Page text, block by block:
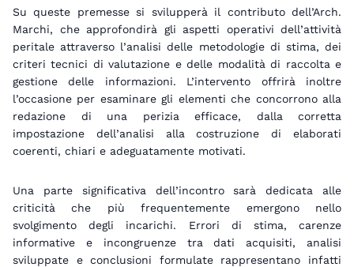
Su queste premesse si svilupperà il contributo dell’Arch.
Marchi, che approfondirà gli aspetti operativi dell’attività
peritale attraverso l’analisi delle metodologie di stima, dei
criteri tecnici di valutazione e delle modalità di raccolta e
gestione delle informazioni. L’intervento offrirà inoltre
l’occasione per esaminare gli elementi che concorrono alla
redazione di una perizia efficace, dalla corretta
impostazione dell’analisi alla costruzione di elaborati
coerenti, chiari e adeguatamente motivati.
Una parte significativa dell’incontro sarà dedicata alle
criticità che più frequentemente emergono nello
svolgimento degli incarichi. Errori di stima, carenze
informative e incongruenze tra dati acquisiti, analisi
sviluppate e conclusioni formulate rappresentano infatti